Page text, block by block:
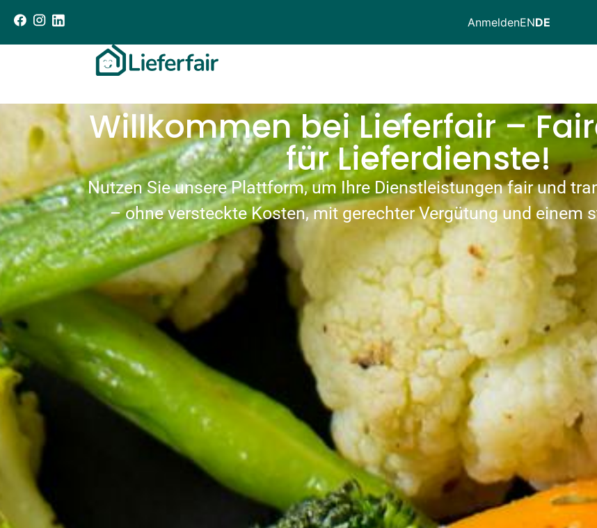
AnmeldenENDE
Willkommen bei Lieferfair –
für Lieferdienste!
Nutzen Sie unsere Plattform, um Ihre Dienstleistungen fair und
– ohne versteckte Kosten, mit gerechter Vergütung und einem